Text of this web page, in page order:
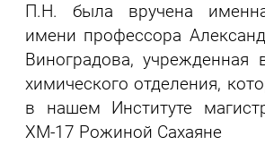
П.Н. была вручена
имени профессора
Виноградова, учрежденная
химического отделения,
в нашем Институте
ХМ-17 Рожиной Сахаяне